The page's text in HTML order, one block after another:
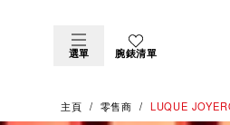
選單 腕錶清單
主頁 零售商 ‭LUQUE